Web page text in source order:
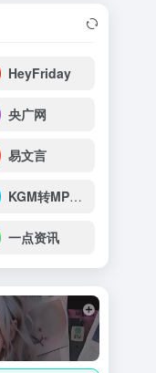
HeyFriday
央广网
易文言
KGM转MP3 KGM格式批量在线转换为MP3格式
一点资讯